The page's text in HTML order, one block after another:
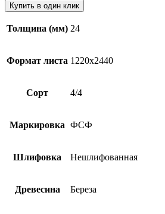
Купить в один клик
Толщина (мм) 24
Формат листа 1220х2440
Сорт 4/4
Маркировка ФСФ
Шлифовка Нешлифованная
Древесина Береза